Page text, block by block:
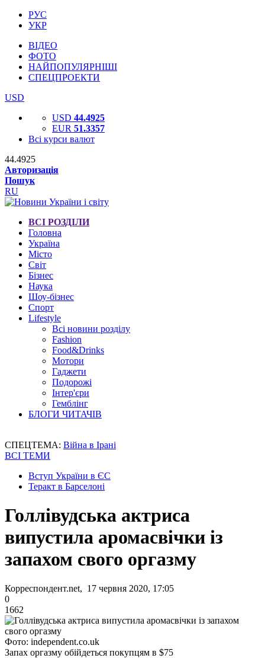
РУС
УКР
ВІДЕО
ФОТО
НАЙПОПУЛЯРНІШІ
СПЕЦПРОЕКТИ
USD
USD 44.4925
EUR 51.3357
Всі курси валют
44.4925
Авторизація
Пошук
RU
ВСІ РОЗДІЛИ
Головна
Україна
Місто
Світ
Бізнес
Наука
Шоу-бізнес
Спорт
Lifestyle
Всі новини розділу
Fashion
Food&Drinks
Мотори
Гаджети
Подорожі
Інтер'єри
Гемблінг
БЛОГИ ЧИТАЧІВ
СПЕЦТЕМА: Війна в Ірані
ВСІ ТЕМИ
Вступ України в ЄС
Теракт в Барселоні
Голлівудська актриса
випустила аромасвічки із
запахом свого оргазму
Корреспондент.net, 17 червня 2020, 17:05
0
1662
Фото: independent.co.uk
Запах оргазму обійдеться покупцям в $75